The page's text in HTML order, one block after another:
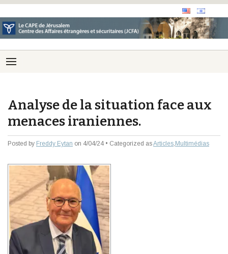
Analyse de la situation face aux
menaces iraniennes.
Posted by Freddy Eytan on 4/04/24 • Categorized asArticles, Multimédias